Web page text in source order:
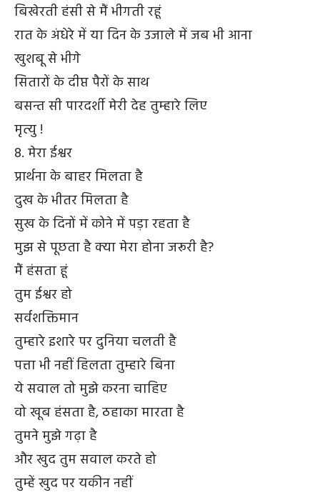
बिखेरती हंसी से मैं भीगती रहूं
रात के अंधेरे में या दिन के उजाले में जब भी आना
खुशबू से भीगे
सितारों के दीप्त पैरों के साथ
बसन्त सी पारदर्शी मेरी देह तुम्हारे लिए
मृत्यु !
8. मेरा ईश्वर
प्रार्थना के बाहर मिलता है
दुख के भीतर मिलता है
सुख के दिनों में कोने में पड़ा रहता है
मुझ से पूछता है क्या मेरा होना जरूरी है?
मैं हंसता हूं
तुम ईश्वर हो
सर्वशक्तिमान
तुम्हारे इशारे पर दुनिया चलती है
पत्ता भी नहीं हिलता तुम्हारे बिना
ये सवाल तो मुझे करना चाहिए
वो खूब हंसता है, ठहाका मारता है
तुमने मुझे गढ़ा है
और खुद तुम सवाल करते हो
तुम्हें खुद पर यकीन नहीं